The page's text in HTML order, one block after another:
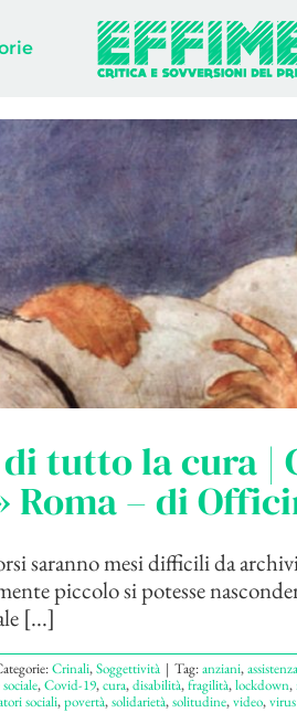
tutto la cura |
Roma – di
saranno mesi difficili da
piccolo si potesse
[...]
Crinali,Soggettività | Tag:anziani,
,Covid-19,cura,disabilità,fragilità,lockdown,
sociali,povertà,solidarietà,solitudine,video,virus